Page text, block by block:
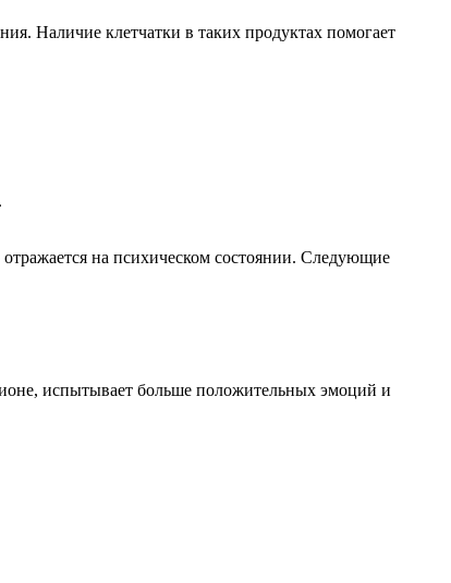
Наличие клетчатки в таких продуктах помогает
на психическом состоянии. Следующие
испытывает больше положительных эмоций и